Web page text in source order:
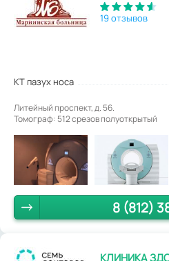
19 отзывов
КТ пазух носа
Литейный проспект, д. 56.
Томограф: 512 срезов полуоткрытый
8 (812)
КЛИНИКА